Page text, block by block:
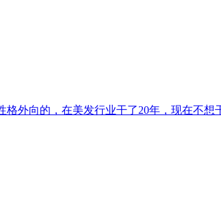
外向的，在美发行业干了20年，现在不